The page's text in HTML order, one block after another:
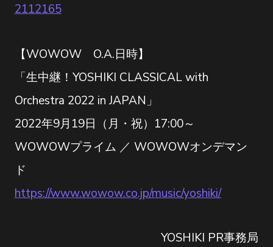
2112165
【WOWOW O.A.日時】
「生中継！YOSHIKI CLASSICAL with
Orchestra 2022 in JAPAN」
2022年9月19日（月・祝）17:00～
WOWOWプライム ／ WOWOWオンデマン
ド
https://www.wowow.co.jp/music/yoshiki/
YOSHIKI PR事務局